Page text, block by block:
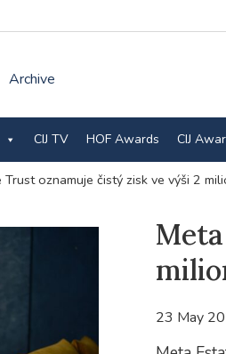
Archive
CIJ TV HOF Awards CIJ
Trust oznamuje čistý zisk ve výši 2
23 May